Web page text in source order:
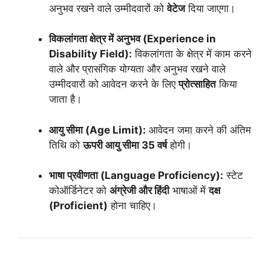
अनुभव रखने वाले उम्मीदवारों कोवेटेजदिया जाएगा।
विकलांगता क्षेत्र में अनुभव (Experience in
Disability Field): विकलांगता के क्षेत्र में काम करने
वाले और प्रासंगिक योग्यता और अनुभव रखने वाले
उम्मीदवारों को आवेदन करने के लिएप्रोत्साहितकिया
जाता है।
आयु सीमा (Age Limit): आवेदन जमा करने की अंतिम
तिथि कोऊपरी आयु सीमा 35 वर्षहोगी।
भाषा प्रवीणता (Language Proficiency): स्टेट
कोऑर्डिनेटर को अंग्रेजी और हिंदीभाषाओं मेंदक्ष
(Proficient) होना चाहिए।